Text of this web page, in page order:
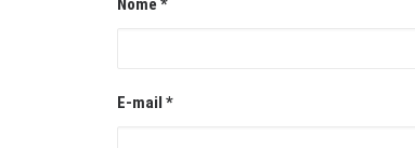
Nome *
E-mail *